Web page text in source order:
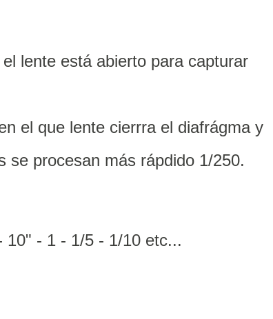
lente está abierto para capturar
el que lente cierrra el diafrágma y
se procesan más rápdido 1/250.
10" - 1 - 1/5 - 1/10 etc...